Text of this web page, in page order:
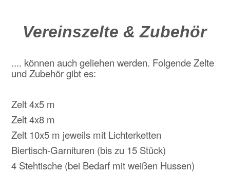
Vereinszelte & Zubehör
.... können auch geliehen werden. Folgende Zelte
und Zubehör gibt es:
Zelt 4x5 m
Zelt 4x8 m
Zelt 10x5 m jeweils mit Lichterketten
Biertisch-Garnituren (bis zu 15 Stück)
4 Stehtische (bei Bedarf mit weißen Hussen)